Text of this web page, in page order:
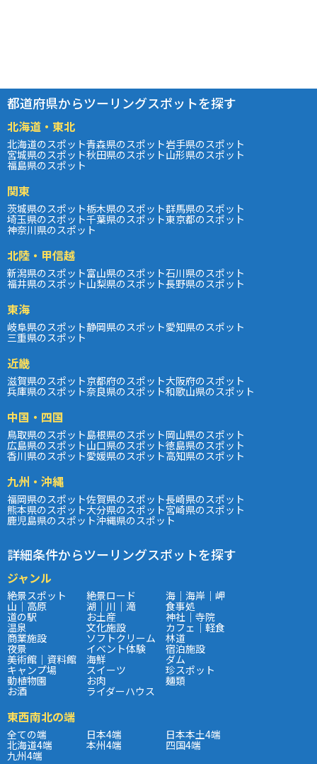
都道府県からツーリングスポットを探す
北海道・東北
北海道のスポット青森県のスポット岩手県のスポット
宮城県のスポット秋田県のスポット山形県のスポット
福島県のスポット
関東
茨城県のスポット栃木県のスポット群馬県のスポット
埼玉県のスポット千葉県のスポット東京都のスポット
神奈川県のスポット
北陸・甲信越
新潟県のスポット富山県のスポット石川県のスポット
福井県のスポット山梨県のスポット長野県のスポット
東海
岐阜県のスポット静岡県のスポット愛知県のスポット
三重県のスポット
近畿
滋賀県のスポット京都府のスポット大阪府のスポット
兵庫県のスポット奈良県のスポット和歌山県のスポット
中国・四国
鳥取県のスポット島根県のスポット岡山県のスポット
広島県のスポット山口県のスポット徳島県のスポット
香川県のスポット愛媛県のスポット高知県のスポット
九州・沖縄
福岡県のスポット佐賀県のスポット長崎県のスポット
熊本県のスポット大分県のスポット宮崎県のスポット
鹿児島県のスポット沖縄県のスポット
詳細条件からツーリングスポットを探す
ジャンル
絶景スポット 絶景ロード 海｜海岸｜岬
山｜高原 湖｜川｜滝 食事処
道の駅 お土産 神社｜寺院
温泉 文化施設 カフェ｜軽食
商業施設 ソフトクリーム 林道
夜景 イベント体験 宿泊施設
美術館｜資料館 海鮮 ダム
キャンプ場 スイーツ 珍スポット
動植物園 お肉 麺類
お酒 ライダーハウス
東西南北の端
全ての端 日本4端 日本本土4端
北海道4端 本州4端 四国4端
九州4端